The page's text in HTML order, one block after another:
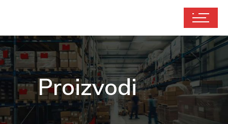
Proizvodi